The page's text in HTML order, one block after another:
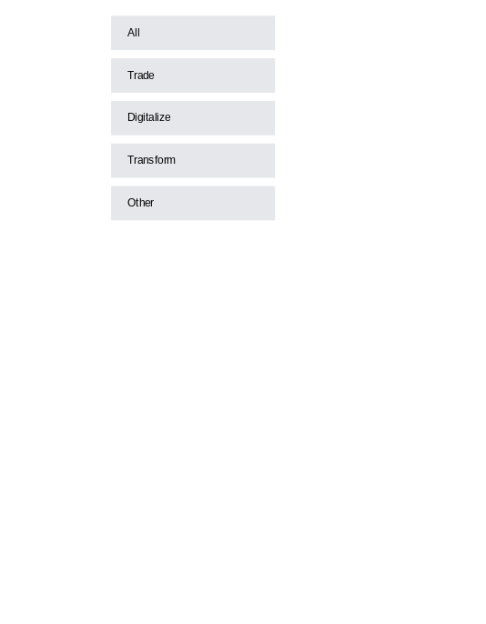
All
Trade
Digitalize
Transform
Other